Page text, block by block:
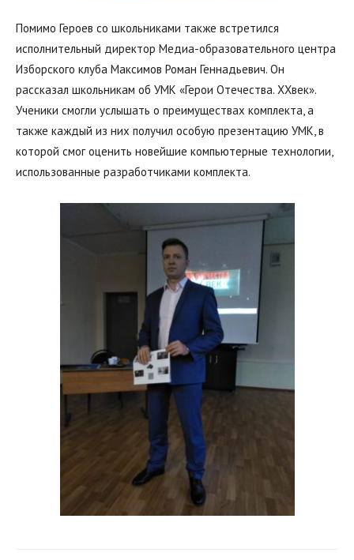
Помимо Героев со школьниками также встретился
исполнительный директор Медиа-образовательного центра
Изборского клуба Максимов Роман Геннадьевич. Он
рассказал школьникам об УМК «Герои Отечества. XXвек».
Ученики смогли услышать о преимуществах комплекта, а
также каждый из них получил особую презентацию УМК, в
которой смог оценить новейшие компьютерные технологии,
использованные разработчиками комплекта.